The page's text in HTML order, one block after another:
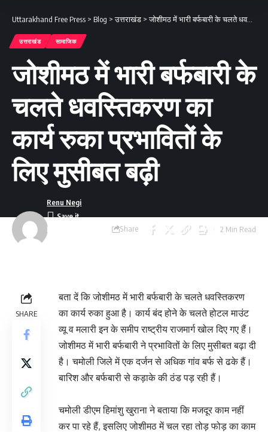
Uttarakhand Free Press > Blog >उत्तराखंड >जोशीमठ में भारी बर्फबारी के चलते धवस्तिकरण का कार्य रुका प्रभावितों के लिए मुसीबत बढ़ी
उत्तराखंड सामाजिक
जोशीमठ में भारी बर्फबारी के
चलते धवस्तिकरण का
कार्य रुका प्रभावितों के
लिए मुसीबत बढ़ी
Last updated:
Renu Negi
Share 2 Min Read
SHARE
बता दें कि जोशीमठ में भारी बर्फबारी के चलते धवस्तिकरण
का कार्य रुका हुआ है। कार्य बंद होने के चलते होटल माउंट
व्यू व मलारी इन के समीप राष्ट्रीय राजमार्ग खोल दिए गए हैं।
जोशीमठ में भारी बर्फबारी ने प्रभावितों के लिए मुसीबत बढ़ा दी
है। चमोली जिले में एक दर्जन से अधिक गांव बर्फ से ढके हैं।
बारिश और बर्फबारी से कड़ाके की ठंड पड़ रही हैं।
चमोली डीएम हिमांशु खुराना ने बताया कि मजदूर काम नहीं
कर पा रहे हैं, इसलिए जोशीमठ में चल रहा तोड़ फोड़ का काम